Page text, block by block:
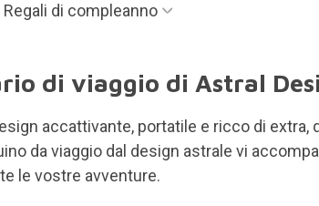
Regali di compleanno
di viaggio di Astral
accattivante, portatile e ricco di extra,
da viaggio dal design astrale vi
le vostre avventure.